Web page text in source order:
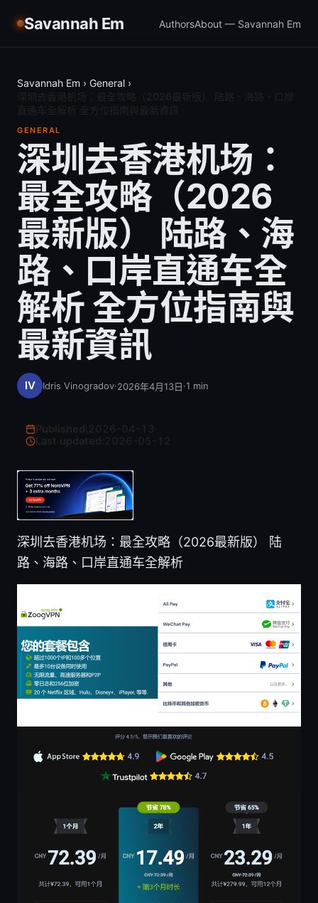
Savannah Em AuthorsAbout — Savannah Em
Savannah Em › General ›
GENERAL
深圳去香港机场：
最全攻略（2026
最新版） 陆路、海
路、口岸直通车全
解析 全方位指南與
最新資訊
Idris Vinogradov·2026年4月13日·1 min
Last updated:
深圳去香港机场：最全攻略（2026最新版） 陆
路、海路、口岸直通车全解析